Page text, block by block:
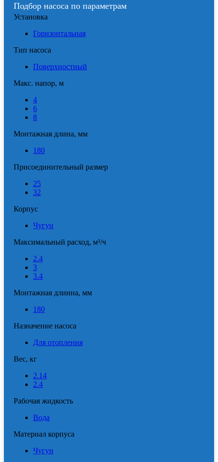
Подбор насоса по параметрам
Установка
Горизонтальная
Тип насоса
Поверхностный
Макс. напор, м
4
6
8
Монтажная длина, мм
180
Присоединительный размер
25
32
Корпус
Чугун
Максимальный расход, м³/ч
2.4
3
3.4
Монтажная длинна, мм
180
Назначение насоса
Для отопления
Вес, кг
2.14
2.4
Рабочая жидкость
Вода
Материал корпуса
Чугун